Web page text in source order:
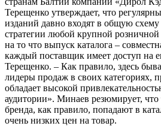
Терещенко утверждает, что
изданий давно входят в общую
стратегии любой крупной
на то что выпуск каталога –
каждый поставщик имеет доступ на
Терещенко. – Как правило, здесь
лидеры продаж в своих категориях,
обладает высокой
аудитории». Минаев резюмирует, что
бренда, как правило, попадают в
очень низких цен на товар.